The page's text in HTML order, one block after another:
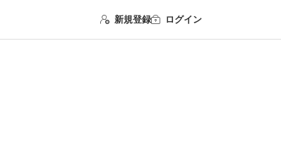
新規登録 ログイン